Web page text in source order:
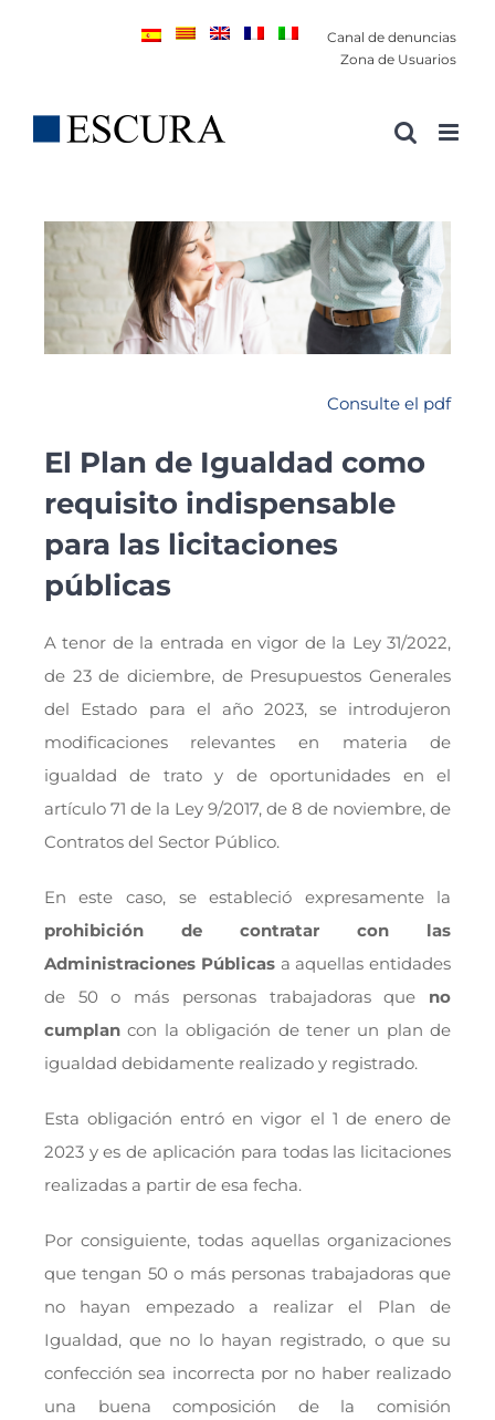
Canal de denuncias
Zona de Usuarios
Consulte el pdf
El Plan de Igualdad como
requisito indispensable
para las licitaciones
públicas
A tenor de la entrada en vigor de la Ley 31/2022,
de 23 de diciembre, de Presupuestos Generales
del Estado para el año 2023, se introdujeron
modificaciones relevantes en materia de
igualdad de trato y de oportunidades en el
artículo 71 de la Ley 9/2017, de 8 de noviembre, de
Contratos del Sector Público.
En este caso, se estableció expresamente la
prohibición
de contratar con las
Administraciones Públicasa aquellas entidades
de 50 o más personas trabajadoras que no
cumplancon la obligación de tener un plan de
igualdad debidamente realizado y registrado.
Esta obligación entró en vigor el 1 de enero de
2023 y es de aplicación para todas las licitaciones
realizadas a partir de esa fecha.
Por consiguiente, todas aquellas organizaciones
que tengan 50 o más personas trabajadoras que
no hayan empezado a realizar el Plan de
Igualdad, que no lo hayan registrado, o que su
confección sea incorrecta por no haber realizado
una buena composición de la comisión